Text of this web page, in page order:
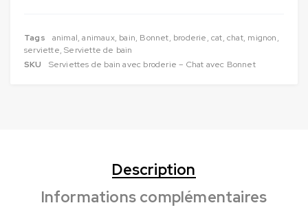
Tags animal,animaux, bain, Bonnet, broderie,cat,chat, mignon,
serviette,Serviette de bain
SKU
Serviettes de bain avec broderie – Chat avec Bonnet
Description
Informations complémentaires